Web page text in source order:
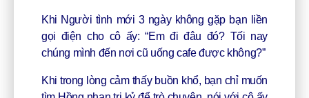
Khi Người tình mới 3 ngày không gặp bạn liền
gọi điện cho cô ấy: “Em đi đâu đó? Tối nay
chúng mình đến nơi cũ uống cafe được không?”
Khi trong lòng cảm thấy buồn khổ, bạn chỉ muốn